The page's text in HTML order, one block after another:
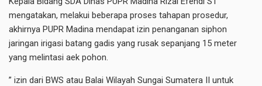
mengatakan, melakui beberapa proses tahapan prosedur,
akhirnya PUPR Madina mendapat izin penanganan siphon
jaringan irigasi batang gadis yang rusak sepanjang 15 meter
yang melintasi aek pohon.
” izin dari BWS atau Balai Wilayah Sungai Sumatera II untuk